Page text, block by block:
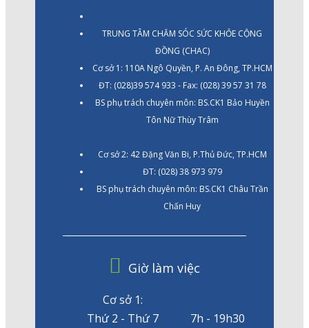
TRUNG TÂM CHĂM SÓC SỨC KHỎE CỘNG
ĐỒNG (CHAC)
Cơ sở 1: 110A Ngô Quyền, P. An Đông, TP.HCM
ĐT: (028)39 574 933 - Fax: (028) 39 57 31 78
BS phụ trách chuyên môn: BS.CK1 Bảo Huyền
Tôn Nữ Thùy Trâm
Cơ sở 2: 42 Đặng Văn Bi, P.Thủ Đức, TP.HCM
ĐT: (028) 38 973 979
BS phụ trách chuyên môn: BS.CK1 Châu Trần
Chấn Huy
Giờ làm việc
Cơ sở 1:
Thứ 2 - Thứ 7
7h - 19h30